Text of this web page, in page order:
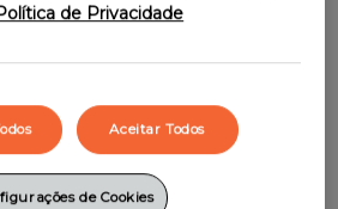
múltiplos benefícios:
desenvolvimento
desenvolvimento ósseo.
de Privacidade
Aceitar Todos
de Cookies